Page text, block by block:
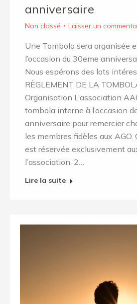
anniversaire
Non classé Laisser un
Une Tombola sera organisée
l’occasion du 30eme
Nous espérons des lots
RÈGLEMENT DE LA
Organisation L’association
tombola interne à l’occasion
anniversaire pour remercier
les membres fidèles aux
est réservée exclusivement
l’association. 2…
Lire la suite